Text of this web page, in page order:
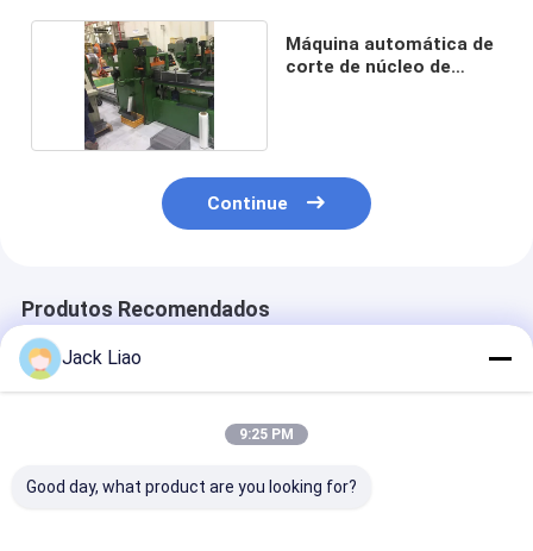
Máquina automática de
corte de núcleo de
Continue
Produtos Recomendados
Jack Liao
9:25 PM
Good day, what product are you looking for?